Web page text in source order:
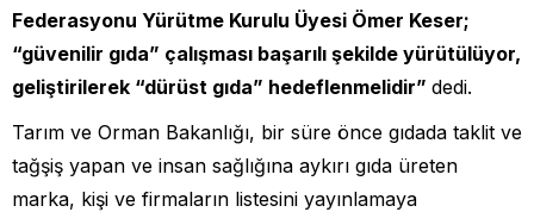
Federasyonu Yürütme Kurulu Üyesi Ömer Keser;
“güvenilir gıda” çalışması başarılı şekilde yürütülüyor,
geliştirilerek “dürüst gıda” hedeflenmelidir” dedi.
Tarım ve Orman Bakanlığı, bir süre önce gıdada taklit ve
tağşiş yapan ve insan sağlığına aykırı gıda üreten
marka, kişi ve firmaların listesini yayınlamaya